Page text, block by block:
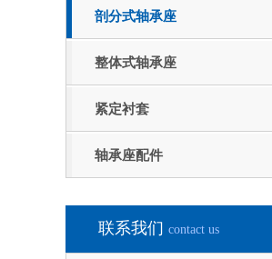
剖分式轴承座
整体式轴承座
紧定衬套
轴承座配件
联系我们 contact us